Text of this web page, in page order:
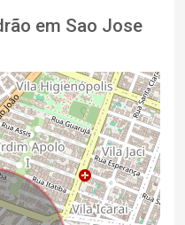
em Sao Jose